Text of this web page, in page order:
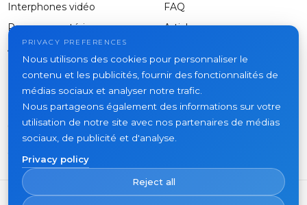
Interphones vidéo
Panneaux extérieurs
Autres équipements
FAQ
Articles
Projets
À propos
Actualités
Contacts
Où acheter
PRIVACY PREFERENCES
Nous utilisons des cookies pour personnaliser le
contenu et les publicités, fournir des fonctionnalités de
médias sociaux et analyser notre trafic.
Nous partageons également des informations sur votre
utilisation de notre site avec nos partenaires de médias
sociaux, de publicité et d'analyse.
Privacy policy
Reject all